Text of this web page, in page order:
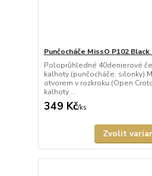
Punčocháče MissO P102 Black
Poloprůhledné 40denierové
kalhoty (punčocháče, silonky)
otvorem v rozkroku (Open
kalhoty ...
349 Kč/ks
Zvolit